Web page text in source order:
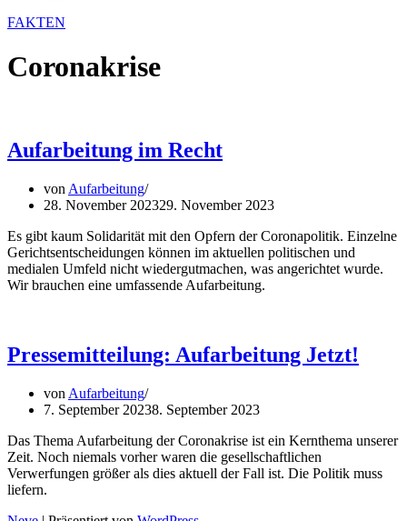
FAKTEN
Coronakrise
Aufarbeitung im Recht
von Aufarbeitung
28. November 202329. November 2023
Es gibt kaum Solidarität mit den Opfern der Coronapolitik. Einzelne
Gerichtsentscheidungen können im aktuellen politischen und
medialen Umfeld nicht wiedergutmachen, was angerichtet wurde.
Wir brauchen eine umfassende Aufarbeitung.
Pressemitteilung: Aufarbeitung Jetzt!
von Aufarbeitung
7. September 20238. September 2023
Das Thema Aufarbeitung der Coronakrise ist ein Kernthema unserer
Zeit. Noch niemals vorher waren die gesellschaftlichen
Verwerfungen größer als dies aktuell der Fall ist. Die Politik muss
liefern.